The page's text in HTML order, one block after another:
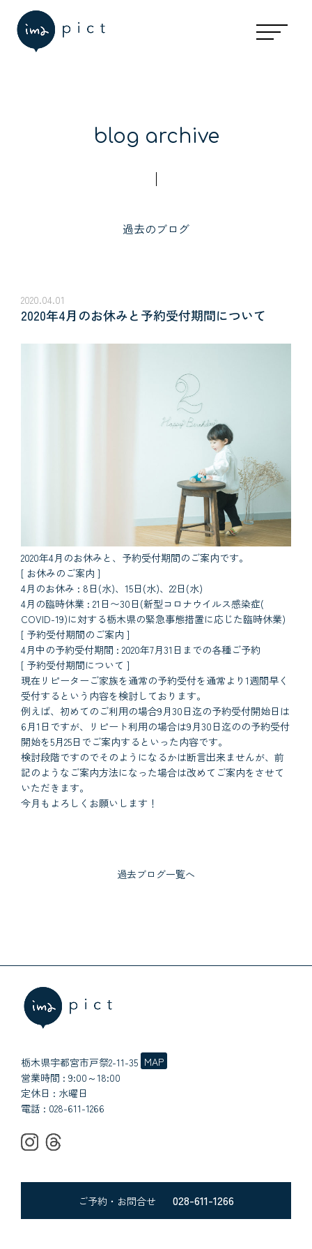
blog archive
過去のブログ
2020.04.01
2020年4月のお休みと予約受付期間について
2020年4月のお休みと、予約受付期間のご案内です。
[ お休みのご案内 ]
4月のお休み : 8日(水)、15日(水)、22日(水)
4月の臨時休業 : 21日〜30日(新型コロナウイルス感染症(
COVID-19)に対する栃木県の緊急事態措置に応じた臨時休業)
[ 予約受付期間のご案内 ]
4月中の予約受付期間 : 2020年7月31日までの各種ご予約
[ 予約受付期間について ]
現在リピーターご家族を通常の予約受付を通常より1週間早く
受付するという内容を検討しております。
例えば、初めてのご利用の場合9月30日迄の予約受付開始日は
6月1日ですが、リピート利用の場合は9月30日迄のの予約受付
開始を5月25日でご案内するといった内容です。
検討段階ですのでそのようになるかは断言出来ませんが、前
記のようなご案内方法になった場合は改めてご案内をさせて
いただきます。
今月もよろしくお願いします！
過去ブログ一覧へ
栃木県宇都宮市戸祭2-11-35 MAP
営業時間 : 9:00～18:00
定休日 : 水曜日
電話 : 028-611-1266
ご予約・お問合せ 028-611-1266